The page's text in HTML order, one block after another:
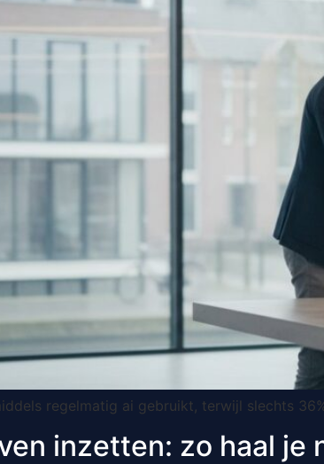
regelmatig ai gebruikt, terwijl slechts
inzetten: zo haal